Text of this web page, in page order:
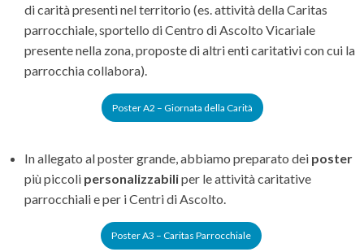
di carità presenti nel territorio (es. attività della Caritas
parrocchiale, sportello di Centro di Ascolto Vicariale
presente nella zona, proposte di altri enti caritativi con cui la
parrocchia collabora).
Poster A2 – Giornata della Carità
In allegato al poster grande, abbiamo preparato dei poster
più piccoli personalizzabiliper le attività caritative
parrocchiali e per i Centri di Ascolto.
Poster A3 – Caritas Parrocchiale